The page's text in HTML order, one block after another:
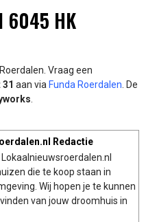
6045 HK
Vraag een
aan via Funda Roerdalen . De
Redactie
die te koop staan in
Wij hopen je te kunnen
van jouw droomhuis in